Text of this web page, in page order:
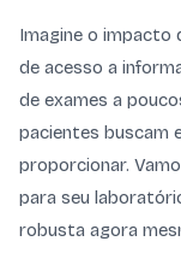
Imagine o impacto
de acesso a
de exames a
pacientes buscam
proporcionar.
para seu
robusta agora